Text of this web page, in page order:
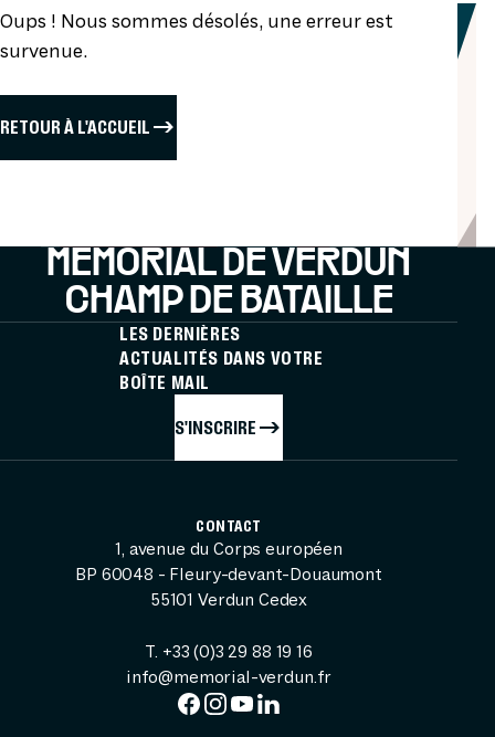
Oups ! Nous sommes désolés, une erreur est
survenue.
RETOUR À L'ACCUEIL
MÉMORIAL DE VERDUN
CHAMP DE BATAILLE
LES DERNIÈRES
ACTUALITÉS DANS VOTRE
BOÎTE MAIL
S'INSCRIRE
CONTACT
1, avenue du Corps européen
BP 60048 - Fleury-devant-Douaumont
55101 Verdun Cedex
T. +33 (0)3 29 88 19 16
info@memorial-verdun.fr